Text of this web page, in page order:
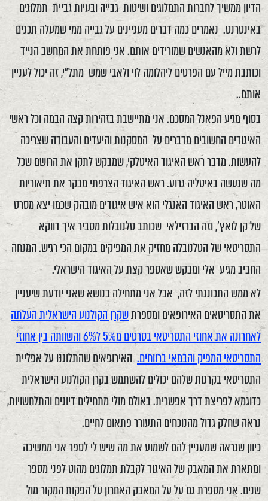
הדיון ממשיך לחברות התמלוגים ושיטות גבייה ובעיות גביית תמלוגים
באינטרנט. נאמרים כמה דברים מעניינים על גבייה ממי שמעלה תכנים
לרשת ולא מהאנשים שמורידים אותם. אני פותחת את המחשב הנייד
וכותבת מייל עם הפרטים ליהלומה לוי ולאבי שמש מתל"י, זה יכול לעניין
אותם..
בסוף מגיע הפאנל המסכם. אני מתיישבת בזהירות קצה הבמה וכל ראשי
האיגודים החשובים מדברים על המסקנות והיעדים והעבודה שצריכה
להעשות. מדבר ראש האיגוד האיטלקי, שמבקש לתקן את הרושם שכל
מה שנעשה באיטליה גרוע. ראש האיגוד הצרפתי מבקר את תיאוריות
האוטר, ראש האיגוד האנגלי הוא איש איגודים מובהק שכמו יצא מסרט
של קן לואץ', וזה הברזילאי שכותב טלנובלות מסביר איך דווקא
התסריטאי של הטלנובלה מחזיק את המפיקים במקום הכי רגיש. המנחה
החביב מגיע אלי ומבקש שאספר קצת על האיגוד הישראלי.
לא ממש התכוננתי לזה, אבל אני מתחילה בנושא שאני יודעת שיעניין
את התסריטאים האירופאים ומספרתשקרן הקולנוע הישראלית העלתה
לאחרונה את אחוזי התסריטאי בסרטים מ5% ל6% והשוותה בין אחוזי
התסריטאי המפיק והבמאי ברווחים.האירופאים שהתלוננו על אפליית
התסריטאי בקרנות שלהם יכולים להשתמש בקרן הקולנוע הישראלית
כדוגמא לפריצת דרך אפשרית. באולם מולי מתחילים דיונים והתלחשויות,
נראה שחלק גדול מהנוכחים התעורר פתאום לחיים.
כיוון שנראה שמעניין להם לשמוע את מה שיש לי לספר אני ממשיכה
ומתארת את המאבק של האיגוד לקבלת תמלוגים מהוט לפני מספר
שנים. אני מספרת גם על על המאבק האחרון על הפקות המקור מול